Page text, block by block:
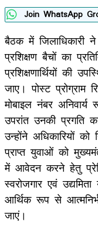
Join WhatsApp
बैठक में जिलाधिकारी
प्रशिक्षण बैचों का
प्रशिक्षणार्थियों की
जाए। पोस्ट प्रोग्राम
मोबाइल नंबर
उपरांत उनकी प्रगति
उन्होंने अधिकारियों
प्राप्त युवाओं को
में आवेदन करने हेतु
स्वरोजगार एवं
आर्थिक रूप से
जाएं।